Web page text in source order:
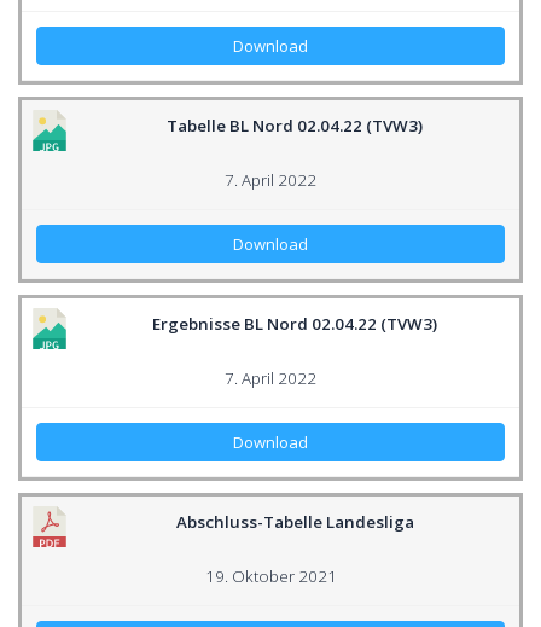
Download
Tabelle BL Nord 02.04.22 (TVW3)
7. April 2022
Download
Ergebnisse BL Nord 02.04.22 (TVW3)
7. April 2022
Download
Abschluss-Tabelle Landesliga
19. Oktober 2021